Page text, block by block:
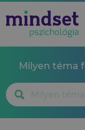
Milyen téma